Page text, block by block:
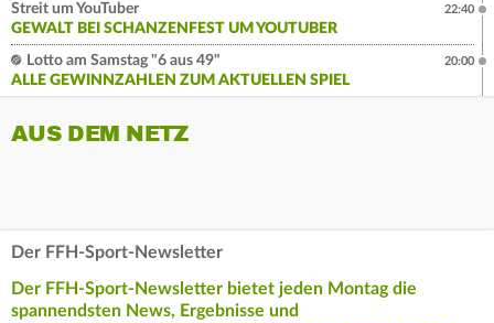
Streit um YouTuber
GEWALT BEI SCHANZENFEST UM YOUTUBER
22:40
Lotto am Samstag "6 aus 49"
ALLE GEWINNZAHLEN ZUM AKTUELLEN SPIEL
20:00
AUS DEM NETZ
Der FFH-Sport-Newsletter
Der FFH-Sport-Newsletter bietet jeden Montag die
spannendsten News, Ergebnisse und